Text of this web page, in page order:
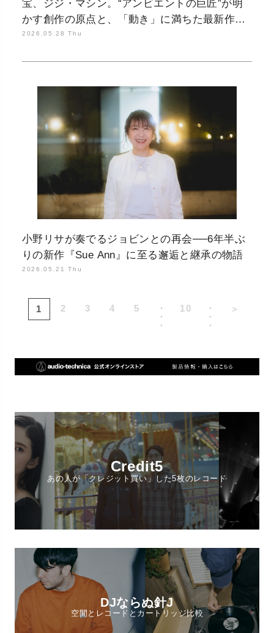
宝、ジジ・マシン。“アンビエントの巨匠”が明
かす創作の原点と、「動き」に満ちた最新作の
背景
2026.05.28 Thu
小野リサが奏でるジョビンとの再会──6年半ぶ
りの新作『Sue Ann』に至る邂逅と継承の物語
2026.05.21 Thu
1 2 3 4 5
・
・
・
10
・
・
・
＞
Credit5
あの人が「クレジット買い」した5枚のレコード
DJならぬ針J
空間とレコードとカートリッジ比較